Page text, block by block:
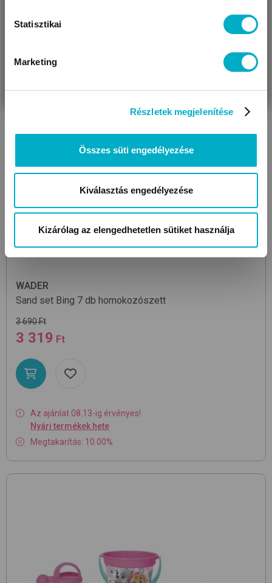
Statisztikai
Marketing
Részletek megjelenítése
Összes süti engedélyezése
Kiválasztás engedélyezése
Kizárólag az elengedhetetlen sütiket használja
WADER
Sand set Bing 7 db homokozószett
3 690 Ft
3 319 Ft
Az ajánlat 08.13-ig érvényes!
Nyári termékek hete
Megtakarítás: 10.00%
VÁRANDÓS
AJÁNDÉKOT